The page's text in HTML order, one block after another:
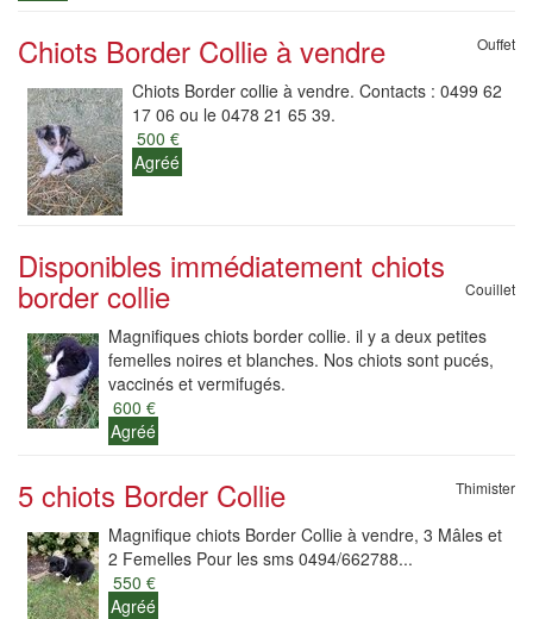
Chiots Border Collie à vendre Ouffet
Chiots Border collie à vendre. Contacts : 0499 62
17 06 ou le 0478 21 65 39.
500 €
Agréé
Disponibles immédiatement chiots
border collie Couillet
Magnifiques chiots border collie. il y a deux petites
femelles noires et blanches. Nos chiots sont pucés,
vaccinés et vermifugés.
600 €
Agréé
5 chiots Border Collie Thimister
Magnifique chiots Border Collie à vendre, 3 Mâles et
2 Femelles Pour les sms 0494/662788...
550 €
Agréé